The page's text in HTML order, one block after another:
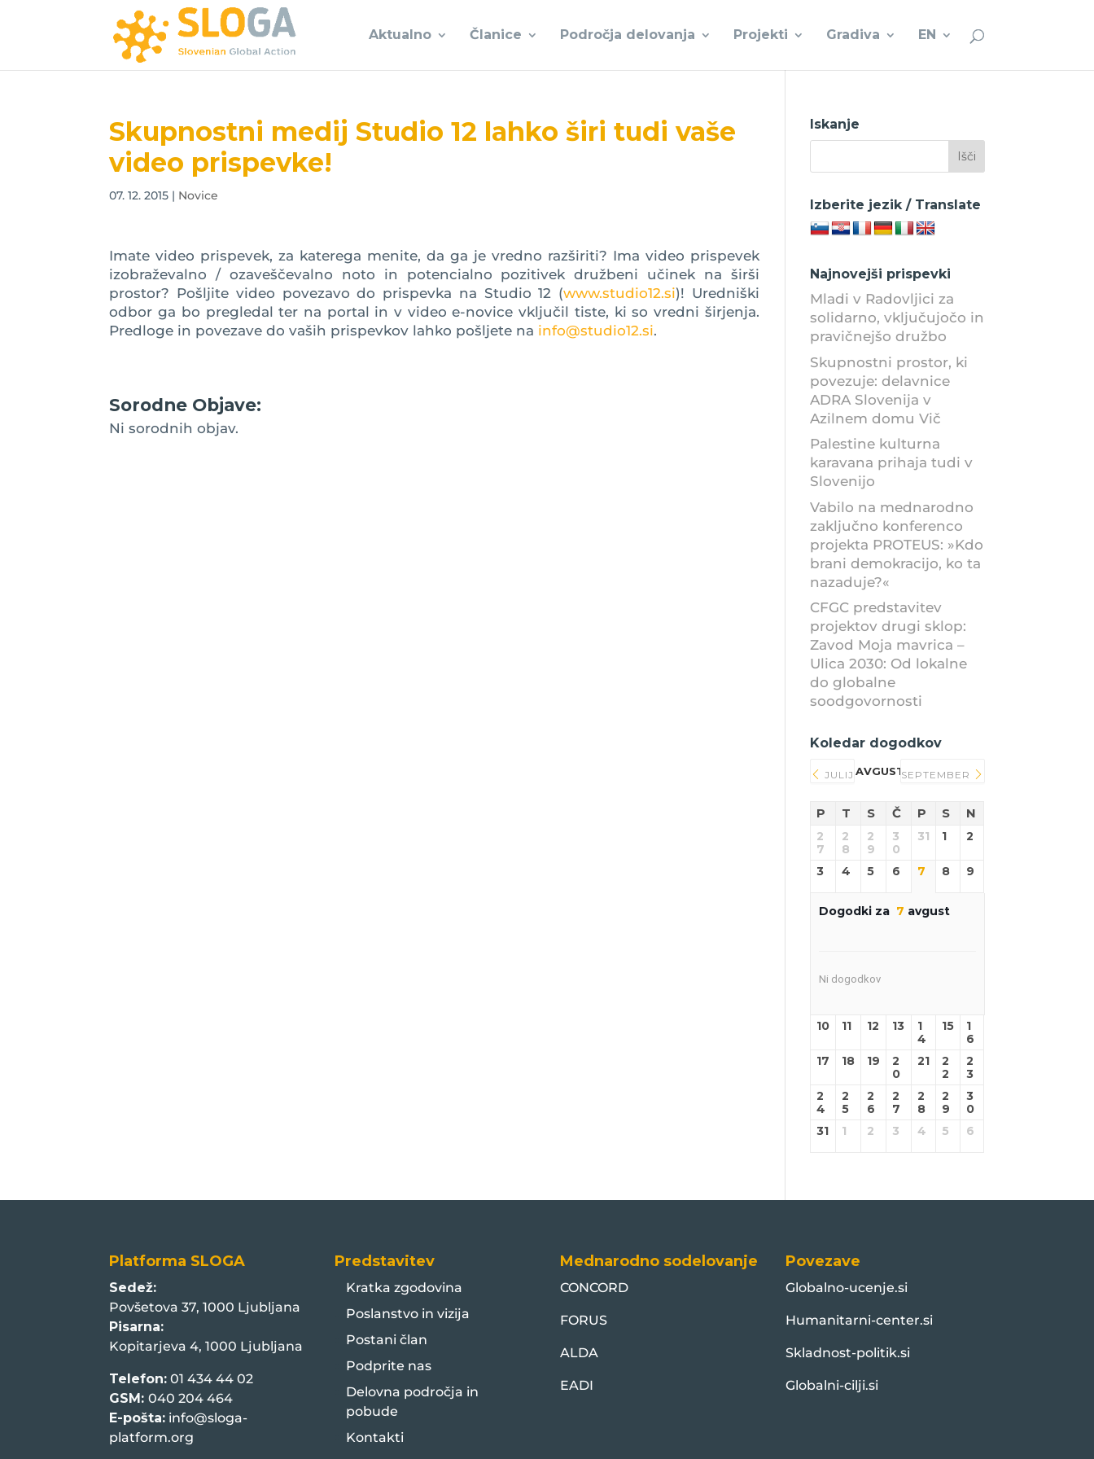
Aktualno Članice Področja delovanja Projekti Gradiva EN
Skupnostni medij Studio 12 lahko širi tudi vaše
video prispevke!
07. 12. 2015 | Novice
Imate video prispevek, za katerega menite, da ga je vredno razširiti? Ima video prispevek
izobraževalno / ozaveščevalno noto in potencialno pozitivek družbeni učinek na širši
prostor? Pošljite video povezavo do prispevka na Studio 12 (www.studio12.si)! Uredniški
odbor ga bo pregledal ter na portal in v video e-novice vključil tiste, ki so vredni širjenja.
Predloge in povezave do vaših prispevkov lahko pošljete na info@studio12.si.
Sorodne Objave:
Ni sorodnih objav.
Iskanje
Izberite jezik / Translate
Najnovejši prispevki
Mladi v Radovljici za
solidarno, vključujočo in
pravičnejšo družbo
Skupnostni prostor, ki
povezuje: delavnice
ADRA Slovenija v
Azilnem domu Vič
Palestine kulturna
karavana prihaja tudi v
Slovenijo
Vabilo na mednarodno
zaključno konferenco
projekta PROTEUS: »Kdo
brani demokracijo, ko ta
nazaduje?«
CFGC predstavitev
projektov drugi sklop:
Zavod Moja mavrica –
Ulica 2030: Od lokalne
do globalne
soodgovornosti
Koledar dogodkov
JULIJ AVGUST 2026
SEPTEMBER
P T S Č P S N
2
7
2
8
2
9
3
0
31 1 2
3 4 5 6 7 8 9
Dogodki za 7 avgust
Ni dogodkov
10 11 12 13
1
4
15
1
6
17
18 19
2
0
21
2
2
2
3
2
4
2
5
2
6
2
7
2
8
2
9
3
0
31
1 2 3 4 5 6
Platforma SLOGA
Sedež:
Povšetova 37, 1000 Ljubljana
Pisarna:
Kopitarjeva 4, 1000 Ljubljana
Telefon: 01 434 44 02
GSM:040 204 464
E-pošta: info@sloga-
platform.org
Predstavitev
Kratka zgodovina
Poslanstvo in vizija
Postani član
Podprite nas
Delovna področja in
pobude
Kontakti
Mednarodno sodelovanje
CONCORD
FORUS
ALDA
EADI
Povezave
Globalno-ucenje.si
Humanitarni-center.si
Skladnost-politik.si
Globalni-cilji.si